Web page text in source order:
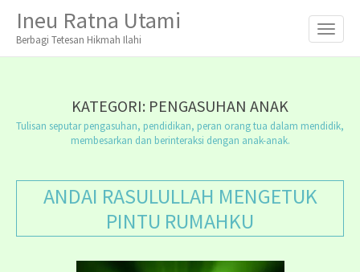
I
Ineu Ratna Utami
Berbagi Tetesan Hikmah Ilahi
KATEGORI: PENGASUHAN ANAK
Tulisan seputar pengasuhan, pendidikan, peran orang tua dalam mendidik,
membesarkan dan berinteraksi dengan anak-anak.
ANDAI RASULULLAH MENGETUK
PINTU RUMAHKU